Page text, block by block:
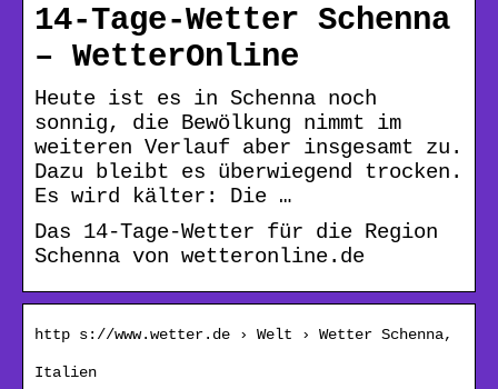
14-Tage-Wetter Schenna
– WetterOnline
Heute ist es in Schenna noch
sonnig, die Bewölkung nimmt im
weiteren Verlauf aber insgesamt zu.
Dazu bleibt es überwiegend trocken.
Es wird kälter: Die …
Das 14-Tage-Wetter für die Region
Schenna von wetteronline.de
http s://www.wetter.de › Welt › Wetter Schenna,
Italien